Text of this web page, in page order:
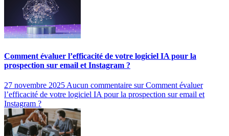
Comment évaluer l’efficacité de votre logiciel IA pour la
prospection sur email et Instagram ?
27 novembre 2025 Aucun commentaire sur Comment évaluer
l’efficacité de votre logiciel IA pour la prospection sur email et
Instagram ?